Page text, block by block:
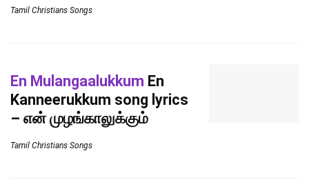
Tamil Christians Songs
En Mulangaalukkum En
Kanneerukkum song lyrics
– என் முழங்காலுக்கும்
Tamil Christians Songs